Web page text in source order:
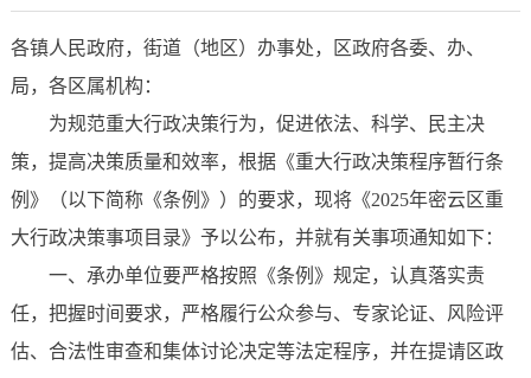
各镇人民政府，街道（地区）办事处，区政府各委、办、
局，各区属机构：
为规范重大行政决策行为，促进依法、科学、民主决
策，提高决策质量和效率，根据《重大行政决策程序暂行条
例》（以下简称《条例》）的要求，现将《2025年密云区重
大行政决策事项目录》予以公布，并就有关事项通知如下：
一、承办单位要严格按照《条例》规定，认真落实责
任，把握时间要求，严格履行公众参与、专家论证、风险评
估、合法性审查和集体讨论决定等法定程序，并在提请区政